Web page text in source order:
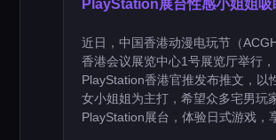
PlayStation展台性感小姐姐吸
近日，中国香港动漫电玩节（
香港会议展览中心1号展览厅举行，
PlayStation香港官推发布推文，以
女小姐姐为主打，希望众多宅男玩
PlayStation展台，体验日式游戏，